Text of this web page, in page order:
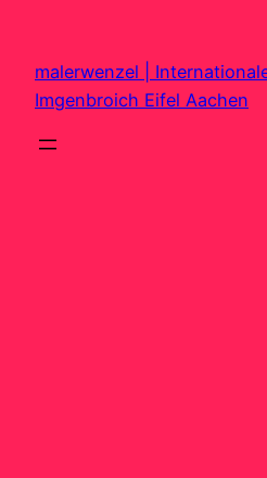
springen
malerwenzel |
Imgenbroich Eifel Aachen